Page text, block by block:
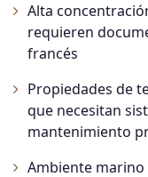
Alta
requieren
francés
Propiedades de
que necesitan
mantenimiento
Ambiente